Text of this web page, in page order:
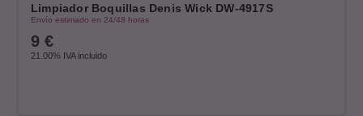
Limpiador Boquillas Denis Wick DW-4917S
Envío estimado en 24/48 horas
9 €
21.00% IVA incluido